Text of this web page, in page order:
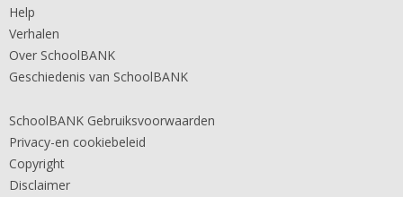
Help
Verhalen
Over SchoolBANK
Geschiedenis van SchoolBANK
SchoolBANK Gebruiksvoorwaarden
Privacy-en cookiebeleid
Copyright
Disclaimer